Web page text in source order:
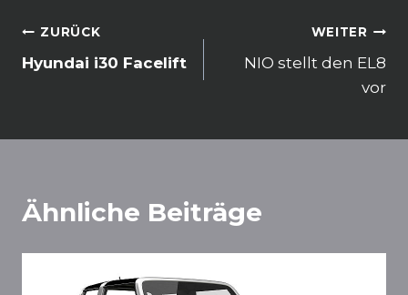
k
Beitragsnavigation
ZURÜCK
Hyundai i30 Facelift
WEITER
NIO stellt den EL8
vor
Ähnliche Beiträge